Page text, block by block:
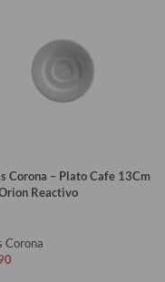
Corona – Plato Cafe 13Cm
Reactivo
Corona